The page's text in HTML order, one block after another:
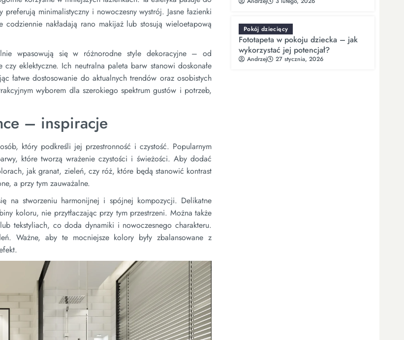
minimalistyczny i nowoczesny wystrój. Jasne łazienki
nakładają rano makijaż lub stosują wieloetapową
wpasowują się w różnorodne style dekoracyjne – od
eklektyczne. Ich neutralna paleta barw stanowi doskonałe
łatwe dostosowanie do aktualnych trendów oraz osobistych
wyborem dla szerokiego spektrum gustów i potrzeb,
– inspiracje
który podkreśli jej przestronność i czystość. Popularnym
które tworzą wrażenie czystości i świeżości. Aby dodać
jak granat, zieleń, czy róż, które będą stanowić kontrast
a przy tym zauważalne.
na stworzeniu harmonijnej i spójnej kompozycji. Delikatne
koloru, nie przytłaczając przy tym przestrzeni. Można także
tekstyliach, co doda dynamiki i nowoczesnego charakteru.
Ważne, aby te mocniejsze kolory były zbalansowane z
Pokój dziecięcy
Fototapeta w pokoju dziecka – jak
wykorzystać jej potencjał?
Andrzej 27 stycznia, 2026